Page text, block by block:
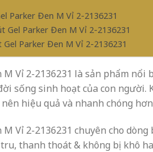
Parker Đen M Vỉ 2-2136231
Gel Parker Đen M Vỉ 2-2136231
Parker Đen M Vỉ 2-2136231
Vỉ 2-2136231 là sản phẩm
sống sinh hoạt của con
hiệu quả và nhanh chóng
Vỉ 2-2136231 chuyên cho
thanh thoát & không bị khô